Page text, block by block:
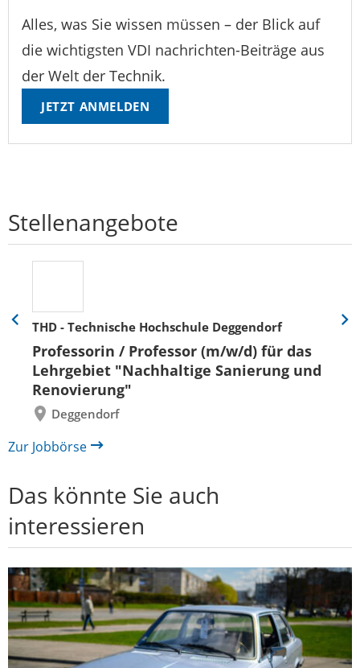
Alles, was Sie wissen müssen – der Blick auf
die wichtigsten VDI nachrichten-Beiträge aus
der Welt der Technik.
JETZT ANMELDEN
Stellenangebote
THD - Technische Hochschule Deggendorf
Professorin / Professor (m/w/d) für das
Lehrgebiet "Nachhaltige Sanierung und
Renovierung"
Deggendorf
Eine
zurück
Eine
Zur Jobbörse
Das könnte Sie auch
interessieren